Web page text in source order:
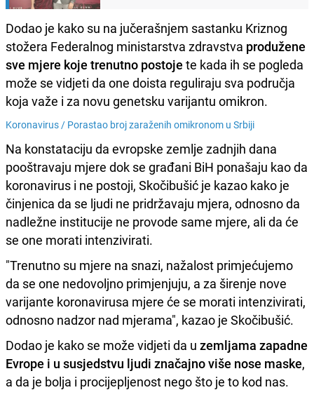
Dodao je kako su na jučerašnjem sastanku Kriznog
stožera Federalnog ministarstva zdravstva produžene
sve mjere koje trenutno postoje te kada ih se pogleda
može se vidjeti da one doista reguliraju sva područja
koja važe i za novu genetsku varijantu omikron.
Koronavirus / Porastao broj zaraženih omikronom u Srbiji
Na konstataciju da evropske zemlje zadnjih dana
pooštravaju mjere dok se građani BiH ponašaju kao da
koronavirus i ne postoji, Skočibušić je kazao kako je
činjenica da se ljudi ne pridržavaju mjera, odnosno da
nadležne institucije ne provode same mjere, ali da će
se one morati intenzivirati.
"Trenutno su mjere na snazi, nažalost primjećujemo
da se one nedovoljno primjenjuju, a za širenje nove
varijante koronavirusa mjere će se morati intenzivirati,
odnosno nadzor nad mjerama", kazao je Skočibušić.
Dodao je kako se može vidjeti da u zemljama zapadne
Evrope i u susjedstvu ljudi značajno više nose maske,
a da je bolja i procijepljenost nego što je to kod nas.